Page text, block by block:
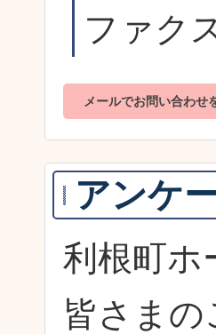
ファク
メールでお問い合わせ
アンケ
利根町ホ
皆さま